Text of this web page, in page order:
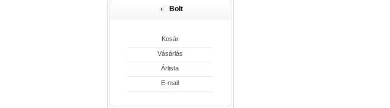
Bolt
Kosár
Vásárlás
Árlista
E-mail